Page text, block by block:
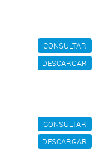
CONSULTAR
DESCARGAR
CONSULTAR
DESCARGAR